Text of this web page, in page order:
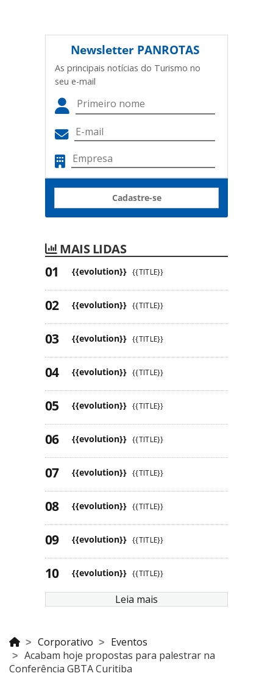
Newsletter PANROTAS
As principais notícias do Turismo no
seu e-mail
Cadastre-se
MAIS LIDAS
{{evolution}} {{TITLE}}
{{evolution}} {{TITLE}}
{{evolution}} {{TITLE}}
{{evolution}} {{TITLE}}
{{evolution}} {{TITLE}}
{{evolution}} {{TITLE}}
{{evolution}} {{TITLE}}
{{evolution}} {{TITLE}}
{{evolution}} {{TITLE}}
{{evolution}} {{TITLE}}
Leia mais
Corporativo
Eventos
Acabam hoje propostas para palestrar na
Conferência GBTA Curitiba